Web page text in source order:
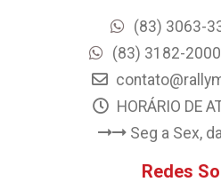
(83) 3063-
(83) 3182-
HORÁRIO DE
Seg a Sex,
Redes